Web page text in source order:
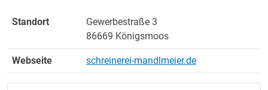
Standort
Gewerbestraße 3
86669 Königsmoos
Webseite schreinerei-mandlmeier.de